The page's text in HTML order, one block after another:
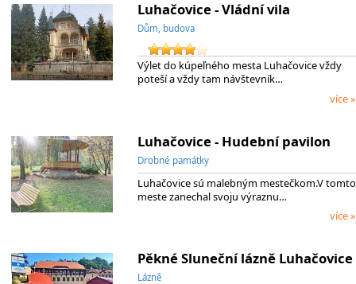
Luhačovice - Vládní vila
Dům, budova
Výlet do kúpeľného mesta Luhačovice vždy
poteší a vždy tam návštevník…
více »
Luhačovice - Hudební pavilon
Drobné památky
Luhačovice sú malebným mestečkom.V tomto
meste zanechal svoju výraznu…
více »
Pěkné Sluneční lázně Luhačovice
Lázně